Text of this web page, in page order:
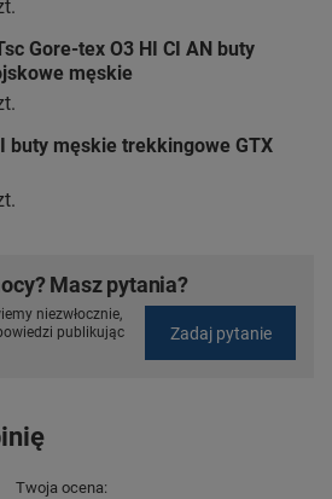
Gore-tex O3 HI CI AN buty
męskie
buty męskie trekkingowe GTX
Masz pytania?
niezwłocznie,
publikując
Zadaj pytanie
Twoja ocena: